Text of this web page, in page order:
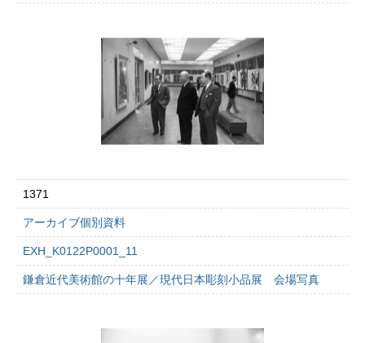
1371
アーカイブ個別資料
EXH_K0122P0001_11
鎌倉近代美術館の十年展／現代日本彫刻小品展 会場写真